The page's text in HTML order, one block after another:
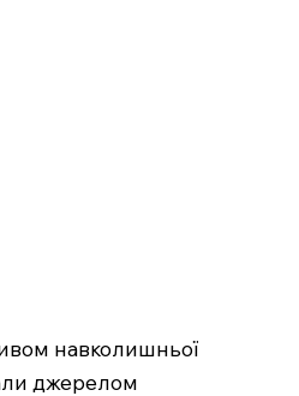
навколишньої
джерелом